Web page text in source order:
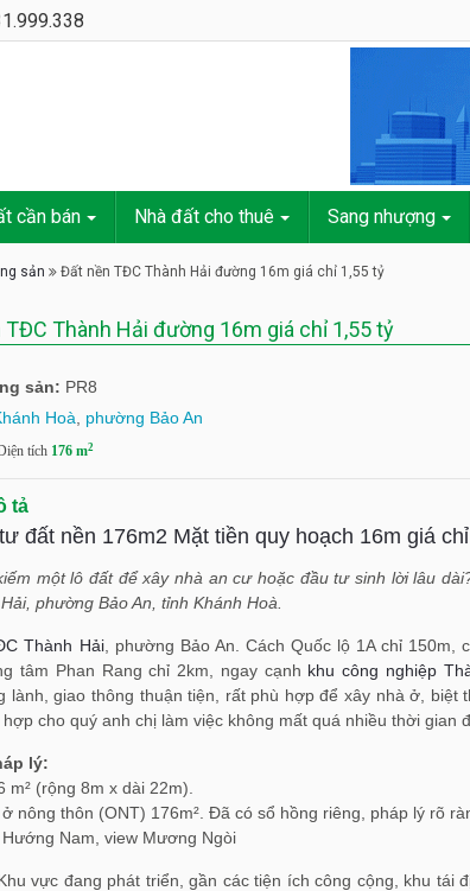
cần bán Nhà đất cho thuê Sang nhượng
sản Đất nền TĐC Thành Hải đường 16m giá chỉ 1,55 tỷ
Thành Hải đường 16m giá chỉ 1,55 tỷ
sản: PR8
Hoà phường Bảo An
tích 176 m2
tả
đất nền 176m2 Mặt tiền quy hoạch 16m giá
một lô đất để xây nhà an cư hoặc đầu tư sinh lời lâu
phường Bảo An, tỉnh Khánh Hoà.
Thành Hải, phường Bảo An. Cách Quốc lộ 1A chỉ 150m,
tâm Phan Rang chỉ 2km, ngay cạnh khu công nghiệp
lành, giao thông thuận tiện, rất phù hợp để xây nhà ở,
cho quý anh chị làm việc không mất quá nhiều thời gian
lý:
m² (rộng 8m x dài 22m).
nông thôn (ONT) 176m². Đã có sổ hồng riêng, pháp lý rõ
Nam, view Mương Ngòi
vực đang phát triển, gần các tiện ích công cộng, khu tái